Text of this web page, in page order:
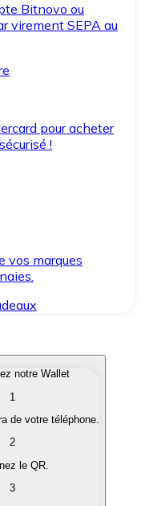
Bitnovo ou
virement SEPA au
pour acheter
!
vos marques
vous intéressent
en monnaie
notre Wallet
1
de votre téléphone.
2
le QR.
3